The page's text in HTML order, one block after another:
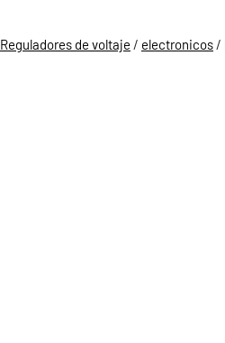
Reguladores de voltaje / electronicos /